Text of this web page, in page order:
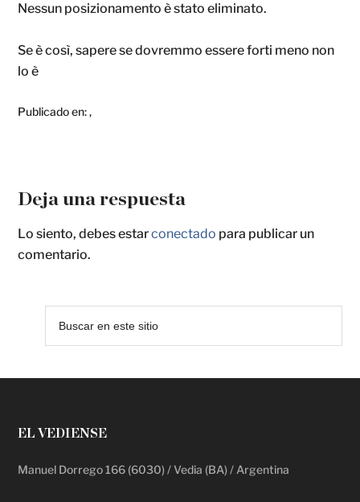
Nessun posizionamento è stato eliminato.
Se è così, sapere se dovremmo essere forti meno non
lo è
Publicado en:,
Deja una respuesta
Lo siento, debes estarconectado para publicar un
comentario.
EL VEDIENSE
Manuel Dorrego 166 (6030) / Vedia (BA) / Argentina